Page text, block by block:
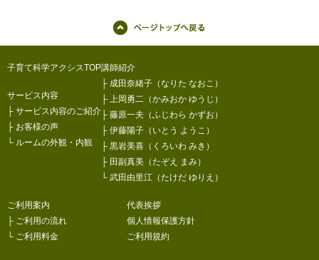
子育て科学アクシスTOP
サービス内容
├ サービス内容のご紹介
├ お客様の声
└ ルームの外観・内観
講師紹介
├ 成田奈緒子（なりた なおこ）
├ 上岡勇二（かみおか ゆうじ）
├ 藤原一夫（ふじわら かずお）
├ 伊藤陽子（いとう ようこ）
├ 黒岩美喜（くろいわ みき）
├ 田副真美（たぞえ まみ）
└ 武田由里江（たけだ ゆりえ）
ご利用案内
├ ご利用の流れ
└ ご利用料金
代表挨拶
個人情報保護方針
ご利用規約